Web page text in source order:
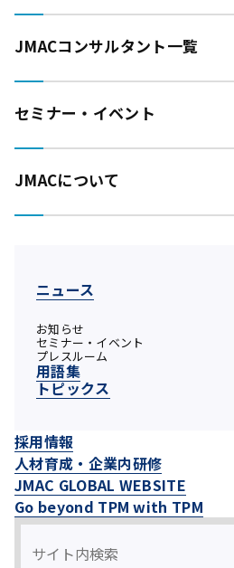
JMACコンサルタント一覧
セミナー・イベント
JMACについて
ニュース
お知らせ
セミナー・イベント
プレスルーム
用語集
トピックス
採用情報
人材育成・企業内研修
JMAC GLOBAL WEBSITE
Go beyond TPM with TPM